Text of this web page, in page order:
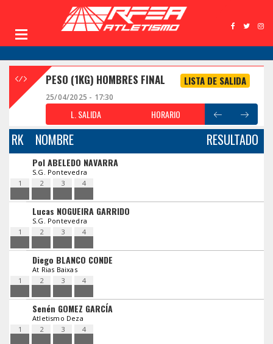
PESO (1KG) HOMBRES FINAL LISTA DE SALIDA
25/04/2025 - 17:30
L. SALIDA HORARIO
RK NOMBRE RESULTADO
Pol ABELEDO NAVARRA
S.G. Pontevedra
1
2 3 4
Lucas NOGUEIRA GARRIDO
S.G. Pontevedra
1
2 3 4
Diego BLANCO CONDE
At Rias Baixas
1
2 3 4
Senén GOMEZ GARCÍA
Atletismo Deza
1
2 3 4